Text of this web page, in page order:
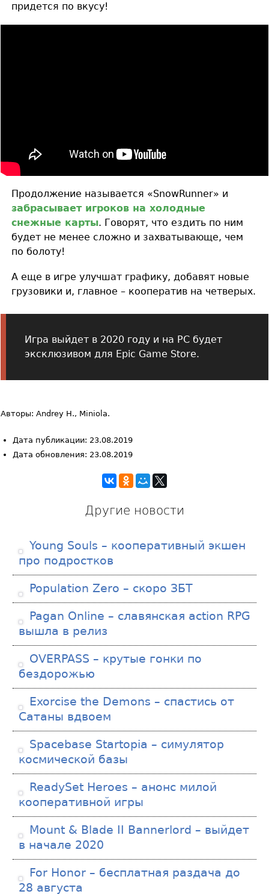
придется по вкусу!
Продолжение называется «SnowRunner» и
забрасывает игроков на холодные
снежные карты. Говорят, что ездить по ним
будет не менее сложно и захватывающе, чем
по болоту!
А еще в игре улучшат графику, добавят новые
грузовики и, главное – кооператив на четверых.
Игра выйдет в 2020 году и на PC будет
эксклюзивом для Epic Game Store.
Авторы: Andrey H., Miniola.
Дата публикации: 23.08.2019
Дата обновления: 23.08.2019
Другие новости
Young Souls – кооперативный экшен
про подростков
Population Zero – скоро ЗБТ
Pagan Online – славянская action RPG
вышла в релиз
OVERPASS – крутые гонки по
бездорожью
Exorcise the Demons – спастись от
Сатаны вдвоем
Spacebase Startopia – симулятор
космической базы
ReadySet Heroes – анонс милой
кооперативной игры
Mount & Blade II Bannerlord – выйдет
в начале 2020
For Honor – бесплатная раздача до
28 августа